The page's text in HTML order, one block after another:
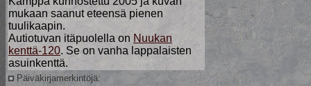
mukaan saanut eteensä pienen
tuulikaapin.
Autiotuvan itäpuolella on Nuukan
kenttä-120. Se on vanha lappalaisten
asuinkenttä.
Päiväkirjamerkintöjä: